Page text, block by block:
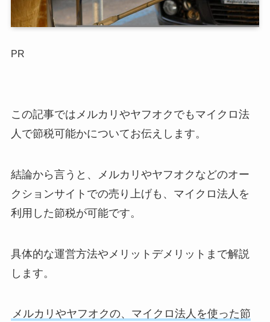
PR
この記事ではメルカリやヤフオクでもマイクロ法
人で節税可能かについてお伝えします。
結論から言うと、メルカリやヤフオクなどのオー
クションサイトでの売り上げも、マイクロ法人を
利用した節税が可能です。
具体的な運営方法やメリットデメリットまで解説
します。
メルカリやヤフオクの、マイクロ法人を使った節